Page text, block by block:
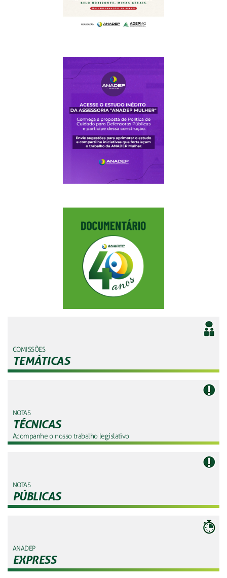
COMISSÕES
TEMÁTICAS
NOTAS
TÉCNICAS
Acompanhe o nosso trabalho legislativo
NOTAS
PÚBLICAS
ANADEP
EXPRESS